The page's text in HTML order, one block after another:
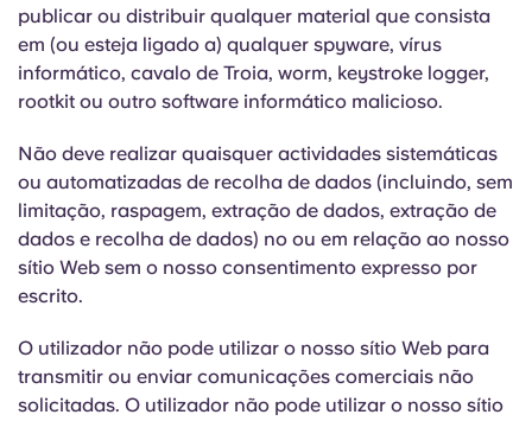
publicar ou distribuir qualquer material que consista
em (ou esteja ligado a) qualquer spyware, vírus
informático, cavalo de Troia, worm, keystroke logger,
rootkit ou outro software informático malicioso.
Não deve realizar quaisquer actividades sistemáticas
ou automatizadas de recolha de dados (incluindo, sem
limitação, raspagem, extração de dados, extração de
dados e recolha de dados) no ou em relação ao nosso
sítio Web sem o nosso consentimento expresso por
escrito.
O utilizador não pode utilizar o nosso sítio Web para
transmitir ou enviar comunicações comerciais não
solicitadas. O utilizador não pode utilizar o nosso sítio